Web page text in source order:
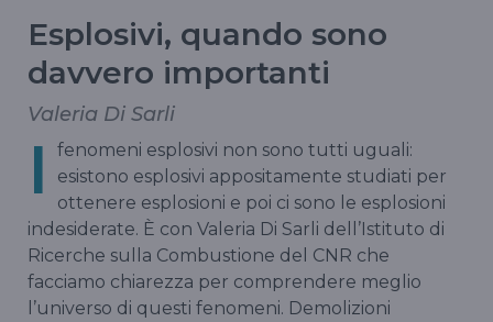
Esplosivi, quando sono
davvero importanti
Valeria Di Sarli
I
fenomeni esplosivi non sono tutti uguali:
esistono esplosivi appositamente studiati per
ottenere esplosioni e poi ci sono le esplosioni
indesiderate. È con Valeria Di Sarli dell’Istituto di
Ricerche sulla Combustione del CNR che
facciamo chiarezza per comprendere meglio
l’universo di questi fenomeni. Demolizioni